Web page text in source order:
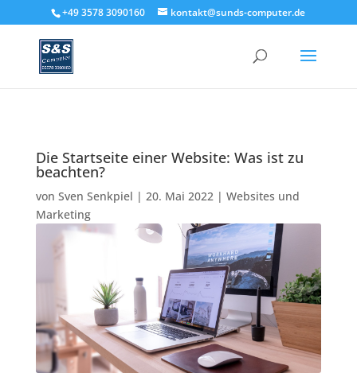
+49 3578 3090160 kontakt@sunds-computer.de
Die Startseite einer Website: Was ist zu
beachten?
von Sven Senkpiel | 20. Mai 2022| Websites und
Marketing